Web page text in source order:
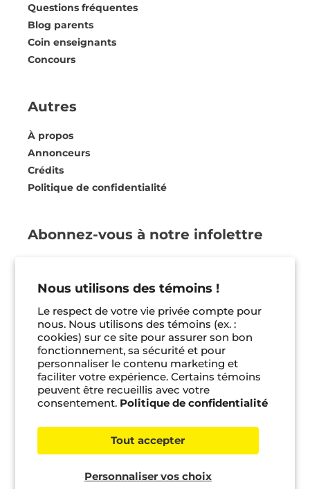
Nous utilisons des témoins !
Le respect de votre vie privée compte pour
nous. Nous utilisons des témoins (ex. :
cookies) sur ce site pour assurer son bon
fonctionnement, sa sécurité et pour
personnaliser le contenu marketing et
faciliter votre expérience. Certains témoins
peuvent être recueillis avec votre
consentement. Politique de confidentialité
Personnaliser vos choix
Tout accepter
MES PREMIERS J'AIME LIRE
Prix
6.95 $
RéduireAugmenter
la
quantitéAjouter au panier
Questions fréquentes
Blog parents
Coin enseignants
Concours
Autres
À propos
Annonceurs
Crédits
Politique de confidentialité
Abonnez-vous à notre infolettre
vous désinscrire en tout temps.
Je m'inscris
FacebookInstagramPinterest
© 2026 Bayard jeunesse •Gérer les témoins